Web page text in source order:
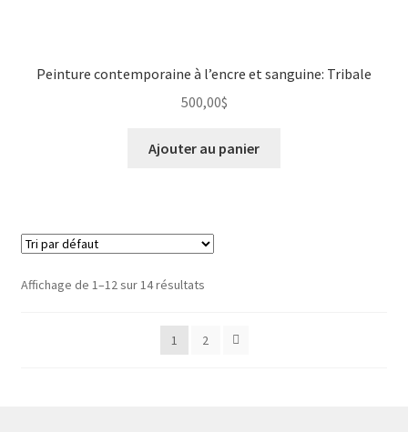
Peinture contemporaine à l’encre et sanguine: Tribale
500,00$
Ajouter au panier
Affichage de 1–12 sur 14 résultats
1 2